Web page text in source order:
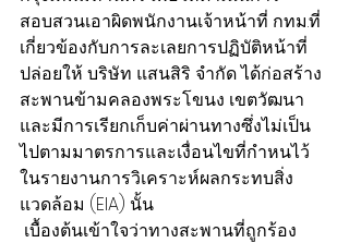
สอบสวนเอาผิดพนักงานเจ้าหน้าที่ กทม.ที่
เกี่ยวข้องกับการละเลยการปฏิบัติหน้าที่
ปล่อยให้ บริษัท แสนสิริ จำกัด ได้ก่อสร้าง
สะพานข้ามคลองพระโขนง เขตวัฒนา
และมีการเรียกเก็บค่าผ่านทางซึ่งไม่เป็น
ไปตามมาตรการและเงื่อนไขที่กำหนไว้
ในรายงานการวิเคราะห์ผลกระทบสิ่ง
แวดล้อม (EIA) นั้น